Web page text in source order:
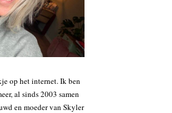
op het internet. Ik ben
al sinds 2003 samen
en moeder van Skyler